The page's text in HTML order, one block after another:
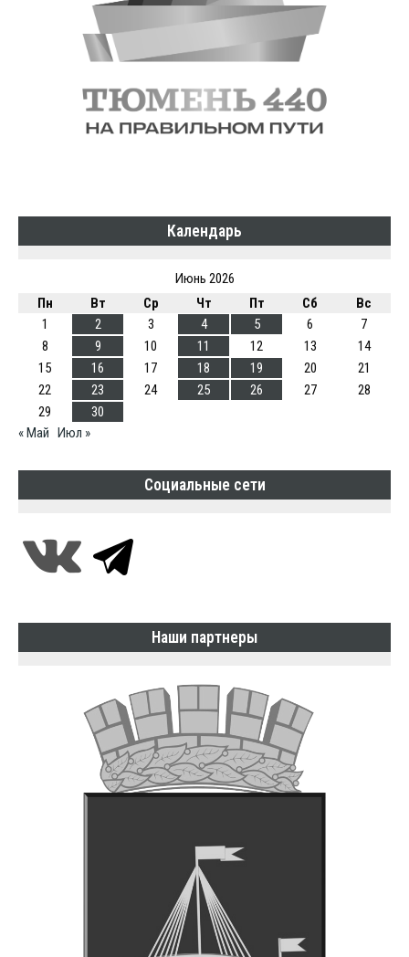
Календарь
Июнь 2026
Пн
Вт Ср Чт Пт Сб
Вс
1
2 3 4 5 6
7
8
9 10 11 12 13
14
15
16 17 18 19 20
21
22
23 24 25 26 27
28
29
30
« Май Июл »
Социальные сети
Наши партнеры